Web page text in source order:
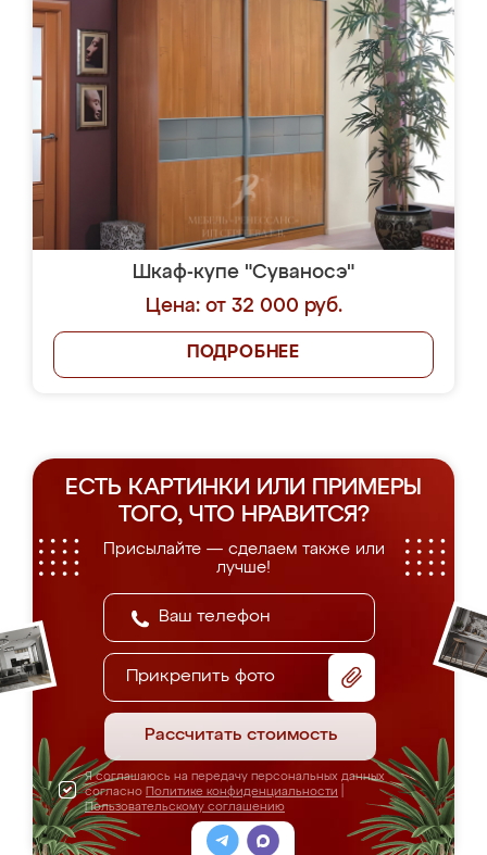
Шкаф-купе "Суваносэ"
Цена: от 32 000 руб.
ПОДРОБНЕЕ
ЕСТЬ КАРТИНКИ ИЛИ ПРИМЕРЫ
ТОГО, ЧТО НРАВИТСЯ?
Присылайте — сделаем также или
лучше!
Прикрепить фото
Рассчитать стоимость
Я соглашаюсь на передачу персональных данных
согласно Политике конфиденциальности
Пользовательскому соглашению